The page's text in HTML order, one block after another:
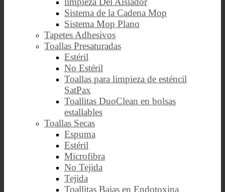
Sistema de la Cadena Mop
Sistema Mop Plano
Tapetes Adhesivos
Toallas Presaturadas
Estéril
No Estéril
Toallas para limpieza de esténcil
SatPax
Toallitas DuoClean en bolsas
estallables
Toallas Secas
Espuma
Estéril
Microfibra
No Tejida
Tejida
Toallitas Bajas en Endotoxina